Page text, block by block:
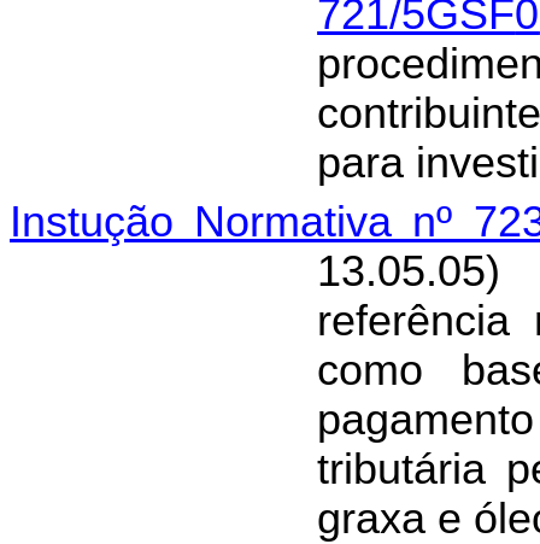
721/5GSF0
para
Instução Normativa nº
referência
como
tributária
graxa e